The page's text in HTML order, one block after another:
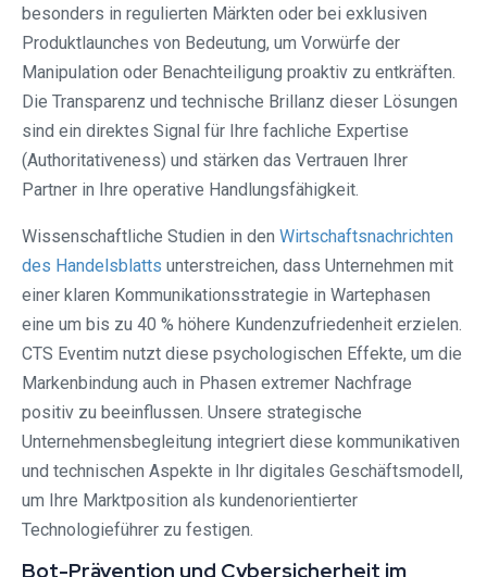
besonders in regulierten Märkten oder bei exklusiven
Produktlaunches von Bedeutung, um Vorwürfe der
Manipulation oder Benachteiligung proaktiv zu entkräften.
Die Transparenz und technische Brillanz dieser Lösungen
sind ein direktes Signal für Ihre fachliche Expertise
(Authoritativeness) und stärken das Vertrauen Ihrer
Partner in Ihre operative Handlungsfähigkeit.
Wissenschaftliche Studien in den Wirtschaftsnachrichten
des Handelsblatts unterstreichen, dass Unternehmen mit
einer klaren Kommunikationsstrategie in Wartephasen
eine um bis zu 40 % höhere Kundenzufriedenheit erzielen.
CTS Eventim nutzt diese psychologischen Effekte, um die
Markenbindung auch in Phasen extremer Nachfrage
positiv zu beeinflussen. Unsere strategische
Unternehmensbegleitung integriert diese kommunikativen
und technischen Aspekte in Ihr digitales Geschäftsmodell,
um Ihre Marktposition als kundenorientierter
Technologieführer zu festigen.
Bot-Prävention und Cybersicherheit im